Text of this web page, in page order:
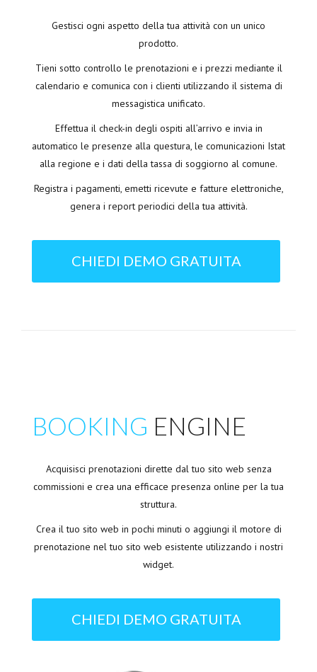
Gestisci ogni aspetto della tua attività con un unico
prodotto.
Tieni sotto controllo le prenotazioni e i prezzi mediante il
calendario e comunica con i clienti utilizzando il sistema di
messagistica unificato.
Effettua il check-in degli ospiti all’arrivo e invia in
automatico le presenze alla questura, le comunicazioni Istat
alla regione e i dati della tassa di soggiorno al comune.
Registra i pagamenti, emetti ricevute e fatture elettroniche,
genera i report periodici della tua attività.
CHIEDI DEMO GRATUITA
BOOKING ENGINE
Acquisisci prenotazioni dirette dal tuo sito web senza
commissioni e crea una efficace presenza online per la tua
struttura.
Crea il tuo sito web in pochi minuti o aggiungi il motore di
prenotazione nel tuo sito web esistente utilizzando i nostri
widget.
CHIEDI DEMO GRATUITA